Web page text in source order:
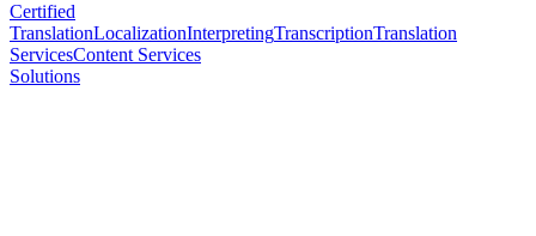
Certified
TranslationLocalizationInterpretingTranscriptionTranslation
ServicesContent Services
Solutions